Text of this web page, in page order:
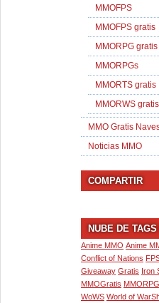
MMOFPS
MMOFPS gratis
MMORPG gratis
MMORPGs
MMORTS gratis
MMORWS gratis
MMO Gratis
Noticias MMO
COMPARTIR
NUBE DE
Anime MMO Anime
Conflict of Nations
Giveaway Gratis Iron
MMOGratis MMORPG
WoWS World of